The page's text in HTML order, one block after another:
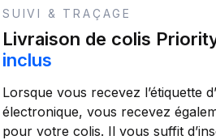
SUIVI & TRAÇAGE
Livraison de colis
inclus
Lorsque vous recevez l’étiquette
électronique, vous recevez
pour votre colis. Il vous suffit